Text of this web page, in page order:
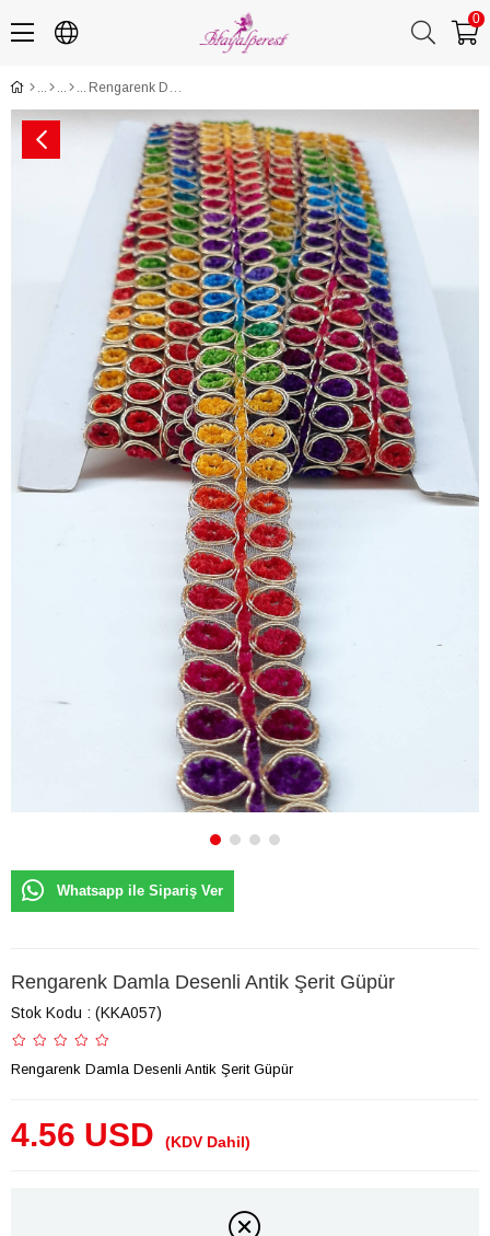
0
Rengarenk Damla Desenli Antik Şerit Güpür
Whatsapp ile Sipariş Ver
Rengarenk Damla Desenli Antik Şerit Güpür
Stok Kodu (KKA057)
Rengarenk Damla Desenli Antik Şerit Güpür
4.56 USD (KDV Dahil)